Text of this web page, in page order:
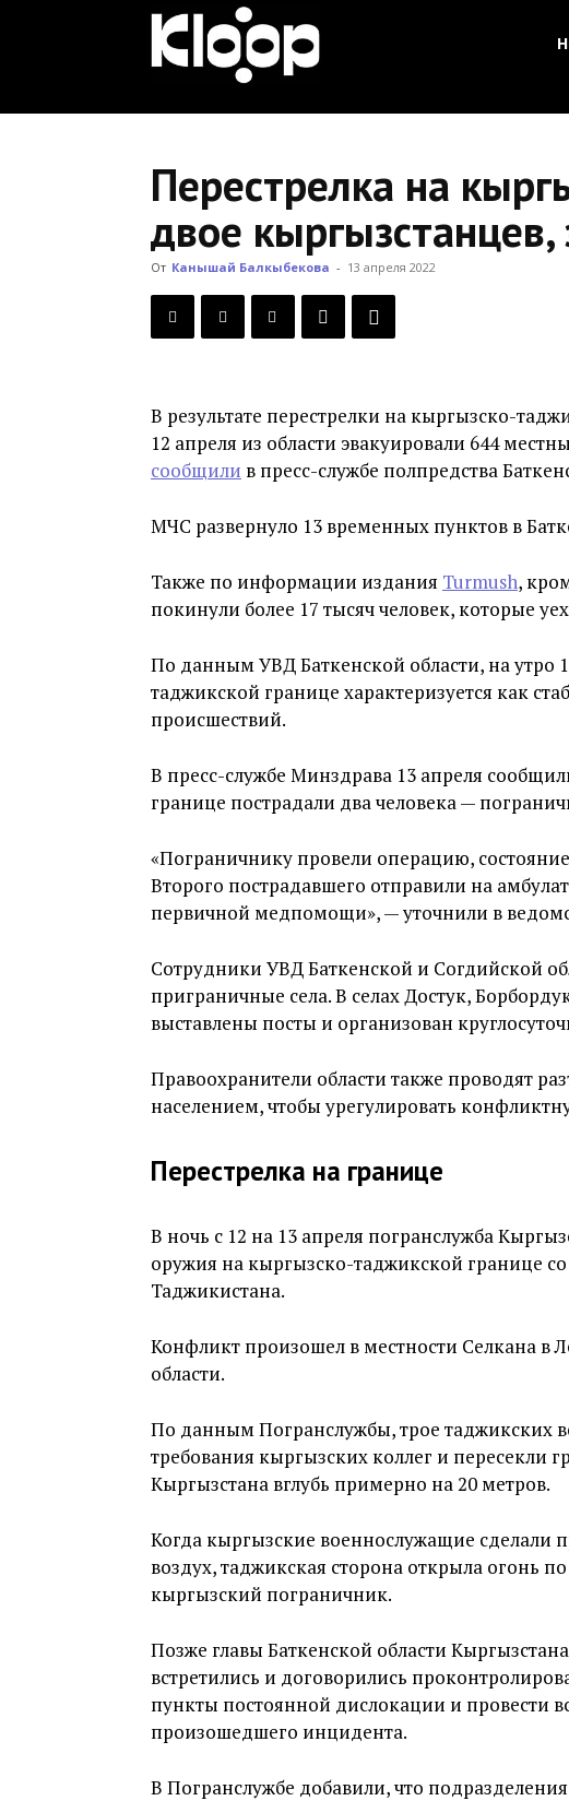
Кыргызстана
Перестрелка на
двое
От Канышай Балкыбекова - 13 апреля 2022
В результате перестрелки на кыргызско-
12 апреля из области эвакуировали 644
сообщили в пресс-службе полпредства
МЧС развернуло 13 временных пунктов в
Также по информации издания Turmush,
покинули более 17 тысяч человек, которые
По данным УВД Баткенской области, на утро
таджикской границе характеризуется как
происшествий.
В пресс-службе Минздрава 13 апреля
границе пострадали два человека —
«Пограничнику провели операцию,
Второго пострадавшего отправили на
первичной медпомощи», — уточнили в
Сотрудники УВД Баткенской и Согдийской
приграничные села. В селах Достук,
выставлены посты и организован
Правоохранители области также проводят
населением, чтобы урегулировать
Перестрелка на границе
В ночь с 12 на 13 апреля погранслужба
оружия на кыргызско-таджикской границе
Таджикистана.
Конфликт произошел в местности Селкана в
области.
По данным Погранслужбы, трое таджикских
требования кыргызских коллег и пересекли
Кыргызстана вглубь примерно на 20 метров.
Когда кыргызские военнослужащие сделали
воздух, таджикская сторона открыла огонь
кыргызский пограничник.
Позже главы Баткенской области
встретились и договорились
пункты постоянной дислокации и провести
произошедшего инцидента.
В Погранслужбе добавили, что